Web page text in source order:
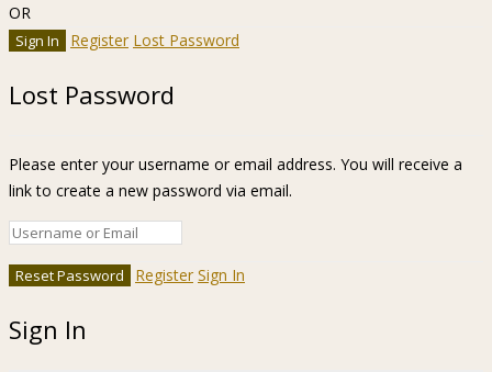
OR
Register Lost Password
Lost Password
Please enter your username or email address. You will receive a
link to create a new password via email.
Register Sign In
Sign In